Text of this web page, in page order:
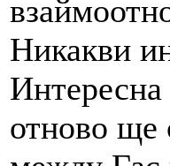
Никакви
Интересна
отново ще